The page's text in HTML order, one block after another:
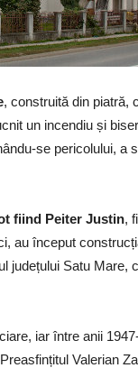
, construită din piatră,
un incendiu și
se pericolului, a
fiind Peiter Justin,
au început
județului Satu Mare,
iar între anii
Valerian